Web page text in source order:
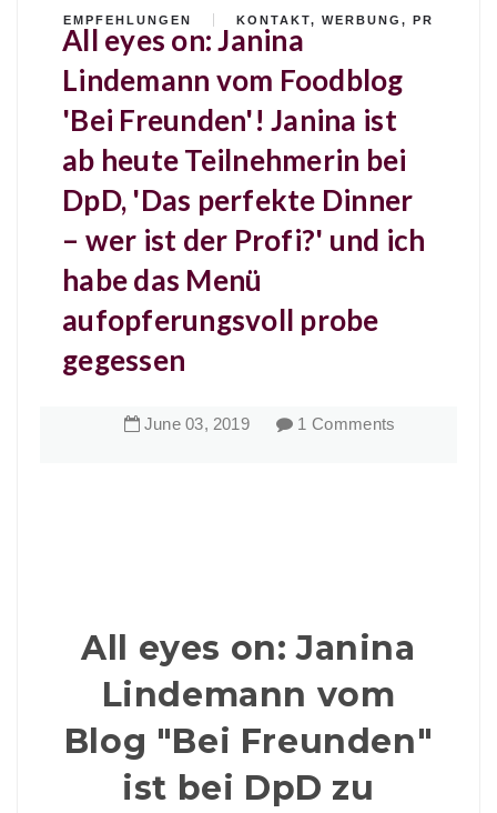
EMPFEHLUNGEN KONTAKT, WERBUNG, PR
All eyes on: Janina
Lindemann vom Foodblog
'Bei Freunden'! Janina ist
ab heute Teilnehmerin bei
DpD, 'Das perfekte Dinner
– wer ist der Profi?' und ich
habe das Menü
aufopferungsvoll probe
gegessen
June 03, 2019 1 Comments
All eyes on: Janina
Lindemann vom
Blog "Bei Freunden"
ist bei DpD zu